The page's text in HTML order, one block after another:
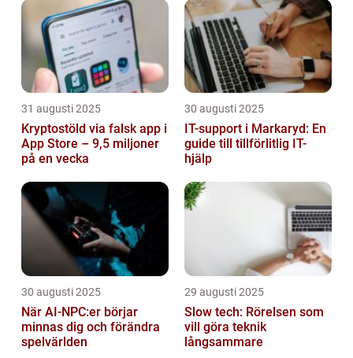
31 augusti 2025
Kryptostöld via falsk app i
App Store – 9,5 miljoner
på en vecka
30 augusti 2025
IT-support i Markaryd: En
guide till tillförlitlig IT-
hjälp
30 augusti 2025
När AI-NPC:er börjar
minnas dig och förändra
spelvärlden
29 augusti 2025
Slow tech: Rörelsen som
vill göra teknik
långsammare